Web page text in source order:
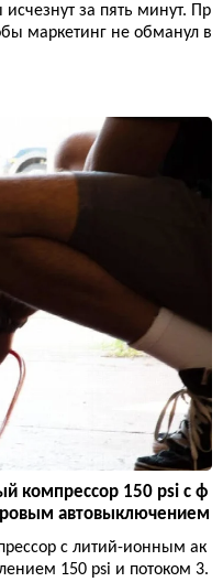
за пять минут. Пр
маркетинг не обманул в
компрессор 150 psi с ф
автовыключением
с литий-ионным ак
150 psi и потоком 3.